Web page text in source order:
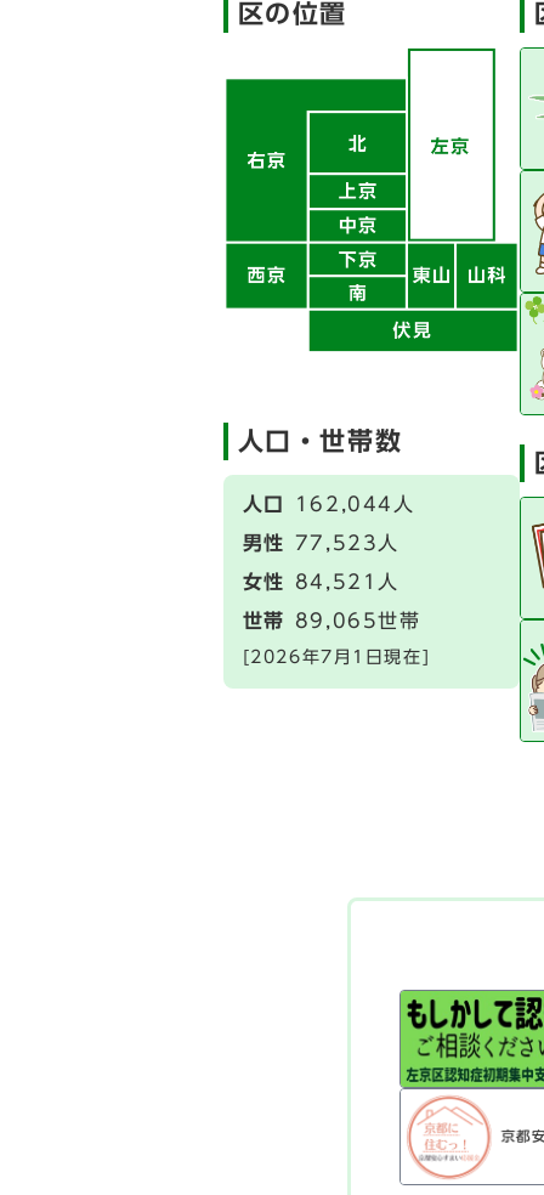
区の位置
人口・世帯数
人口
162,044人
男性
77,523人
女性
84,521人
世帯
89,065世帯
[2026年7月1日現在]